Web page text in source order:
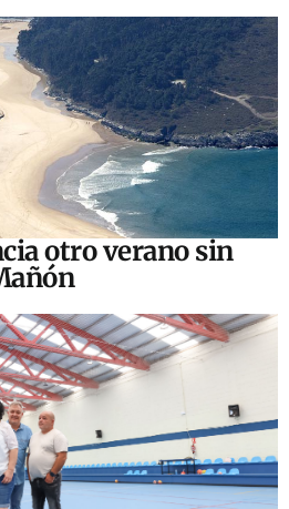
otro verano sin